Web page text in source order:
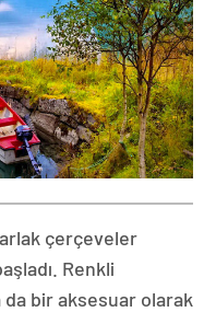
çerçeveler
Renkli
bir aksesuar olarak